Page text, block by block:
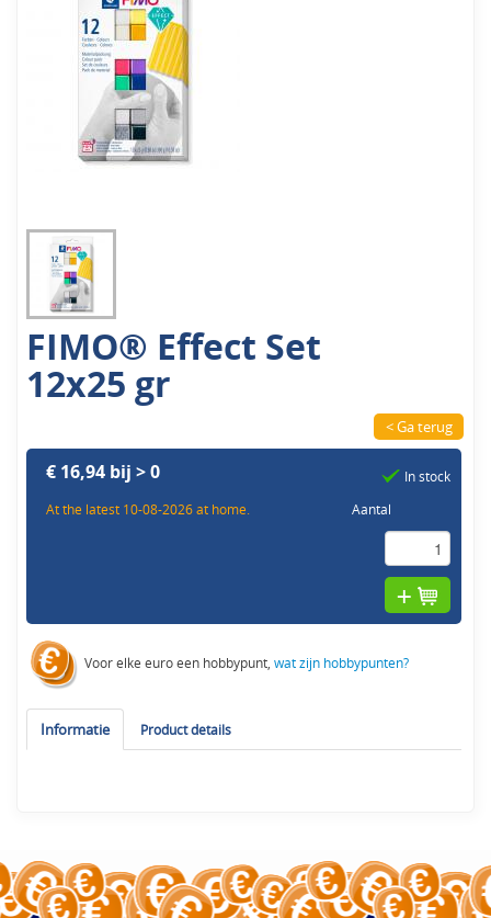
FIMO® Effect Set
12x25 gr
< Ga terug
€ 16,94 bij > 0
At the latest 10-08-2026 at home.
In stock
Aantal
Voor elke euro een hobbypunt,wat zijn hobbypunten?
Informatie Product details